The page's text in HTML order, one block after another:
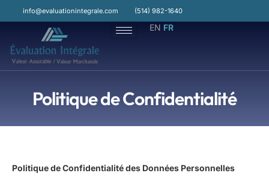
principalinfo@evaluationintegrale.com (514) 982-1640
EN FR
Politique de Confidentialité
Politique de Confidentialité des Données Personnelles